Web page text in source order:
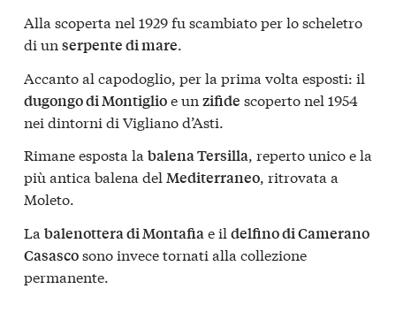
Alla scoperta nel 1929 fu scambiato per lo scheletro
di un serpente di mare.
Accanto al capodoglio, per la prima volta esposti: il
dugongo di Montiglioe un zifide scoperto nel 1954
nei dintorni di Vigliano d’Asti.
Rimane esposta la balena Tersilla, reperto unico e la
più antica balena del Mediterraneo, ritrovata a
Moleto.
La balenottera di Montafiae il delfino di Camerano
Casascosono invece tornati alla collezione
permanente.